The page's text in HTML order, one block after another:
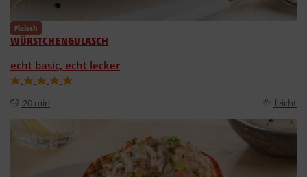
Fleisch
WÜRSTCHENGULASCH
echt basic, echt lecker
20 min leicht